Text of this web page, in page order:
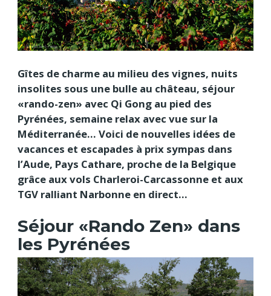
Gîtes de charme au milieu des vignes, nuits
insolites sous une bulle au château, séjour
«rando-zen» avec Qi Gong au pied des
Pyrénées, semaine relax avec vue sur la
Méditerranée… Voici de nouvelles idées de
vacances et escapades à prix sympas dans
l’Aude, Pays Cathare, proche de la Belgique
grâce aux vols Charleroi-Carcassonne et aux
TGV ralliant Narbonne en direct…
Séjour «Rando Zen» dans
les Pyrénées